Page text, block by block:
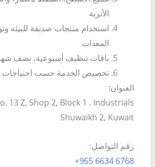
الأتربة
استخدام منتجات صديقة للبيئة
المعدات
باقات تنظيف أسبوعية، نصف
تخصيص الخدمة حسب احتياجات
العنوان:
13 Z, Shop 2, Block 1 . Industrials
Shuwaikh 2, Kuwait
رقم التواصل:
6768 6634 965+